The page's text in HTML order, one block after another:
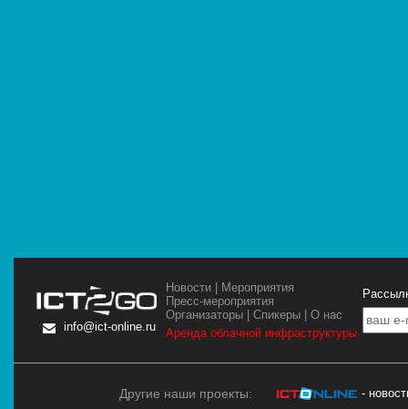
info@ict-online.ru
Новости | Мероприятия
Пресс-мероприятия
Организаторы |Спикеры |О нас
Аренда облачной инфраструктуры
Другие наши проекты: -